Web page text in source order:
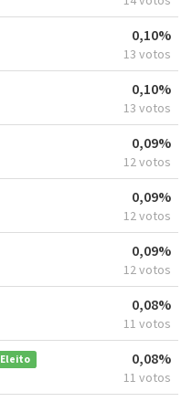
0,10%
13 votos
0,10%
13 votos
0,09%
12 votos
0,09%
12 votos
0,09%
12 votos
0,08%
11 votos
Eleito 0,08%
11 votos